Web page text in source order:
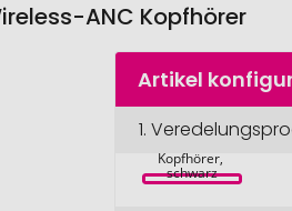
ANC Kopfhörer
Artikel
1.reparierbarer
Kopfhörer,
schwarz